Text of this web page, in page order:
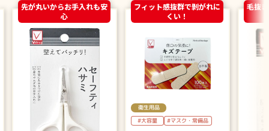
先が丸いからお手入れも安
心
フィット感抜群で剝がれに
くい！
衛生用品
#大容量 #マスク・常備品
毛抜